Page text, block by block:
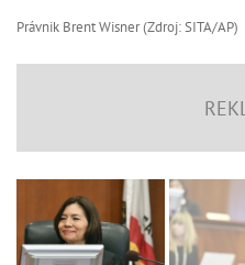
Právnik Brent Wisner (Zdroj: SITA/AP)